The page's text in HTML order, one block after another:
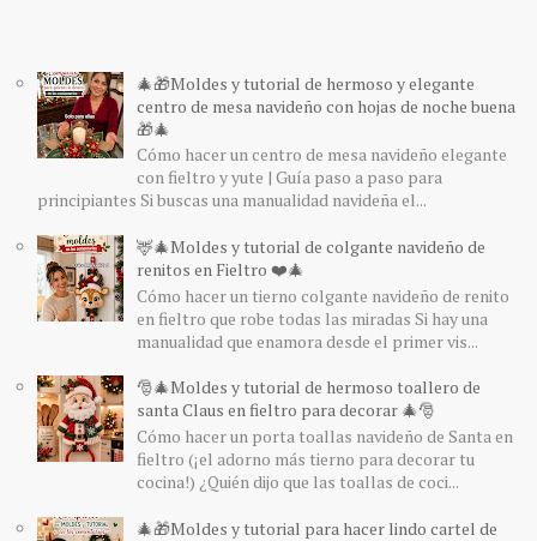
🎄🎁Moldes y tutorial de hermoso y elegante
centro de mesa navideño con hojas de noche buena
🎁🎄
Cómo hacer un centro de mesa navideño elegante
con fieltro y yute | Guía paso a paso para
principiantes Si buscas una manualidad navideña el...
🦌🎄Moldes y tutorial de colgante navideño de
renitos en Fieltro ❤️🎄
Cómo hacer un tierno colgante navideño de renito
en fieltro que robe todas las miradas Si hay una
manualidad que enamora desde el primer vis...
🎅🎄Moldes y tutorial de hermoso toallero de
santa Claus en fieltro para decorar 🎄🎅
Cómo hacer un porta toallas navideño de Santa en
fieltro (¡el adorno más tierno para decorar tu
cocina!) ¿Quién dijo que las toallas de coci...
🎄🎁Moldes y tutorial para hacer lindo cartel de